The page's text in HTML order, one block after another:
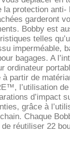
protection anti-
garderont
Bobby est
telles
imperméable,
bagages. A
ordinateur
à partir de
l’utilisation
d’impact
grâce à
Chaque
de réutiliser 22